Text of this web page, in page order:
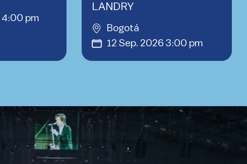
4:00 pm
LANDRY
Bogotá
12 Sep. 2026 3:00 pm